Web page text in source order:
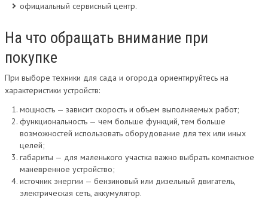
официальный сервисный центр.
На что обращать внимание при
покупке
При выборе техники для сада и огорода ориентируйтесь на
характеристики устройств:
мощность — зависит скорость и объем выполняемых работ;
функциональность — чем больше функций, тем больше
возможностей использовать оборудование для тех или иных
целей;
габариты — для маленького участка важно выбрать компактное
маневренное устройство;
источник энергии — бензиновый или дизельный двигатель,
электрическая сеть, аккумулятор.